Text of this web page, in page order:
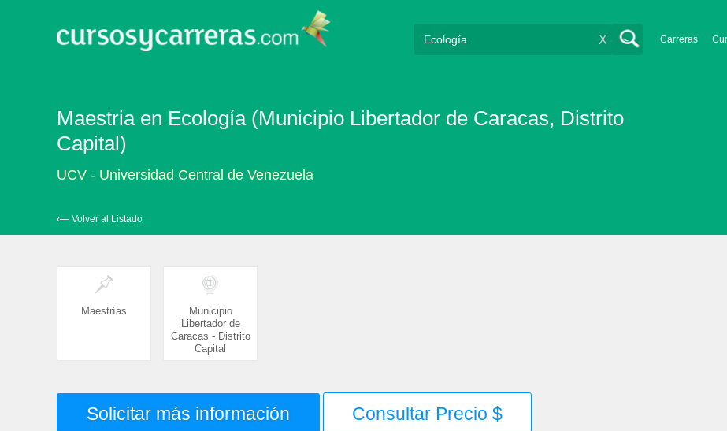
Carreras
X
Maestria en Ecología (Municipio Libertador de Caracas, Distrito
Capital)
UCV - Universidad Central de Venezuela
‹— Volver al Listado
Maestrías
Municipio
Libertador de
Caracas - Distrito
Capital
Solicitar más información Consultar Precio $